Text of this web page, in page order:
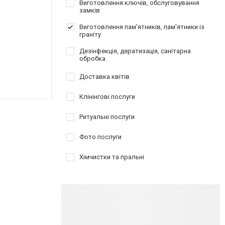
Виготовлення ключів, обслуговування
замків
Виготовлення пам'ятників, пам'ятники із
граніту
Дезінфекція, дератизація, санітарна
обробка
Доставка квітів
Клінінгові послуги
Ритуальні послуги
Фото послуги
Хімчистки та пральні